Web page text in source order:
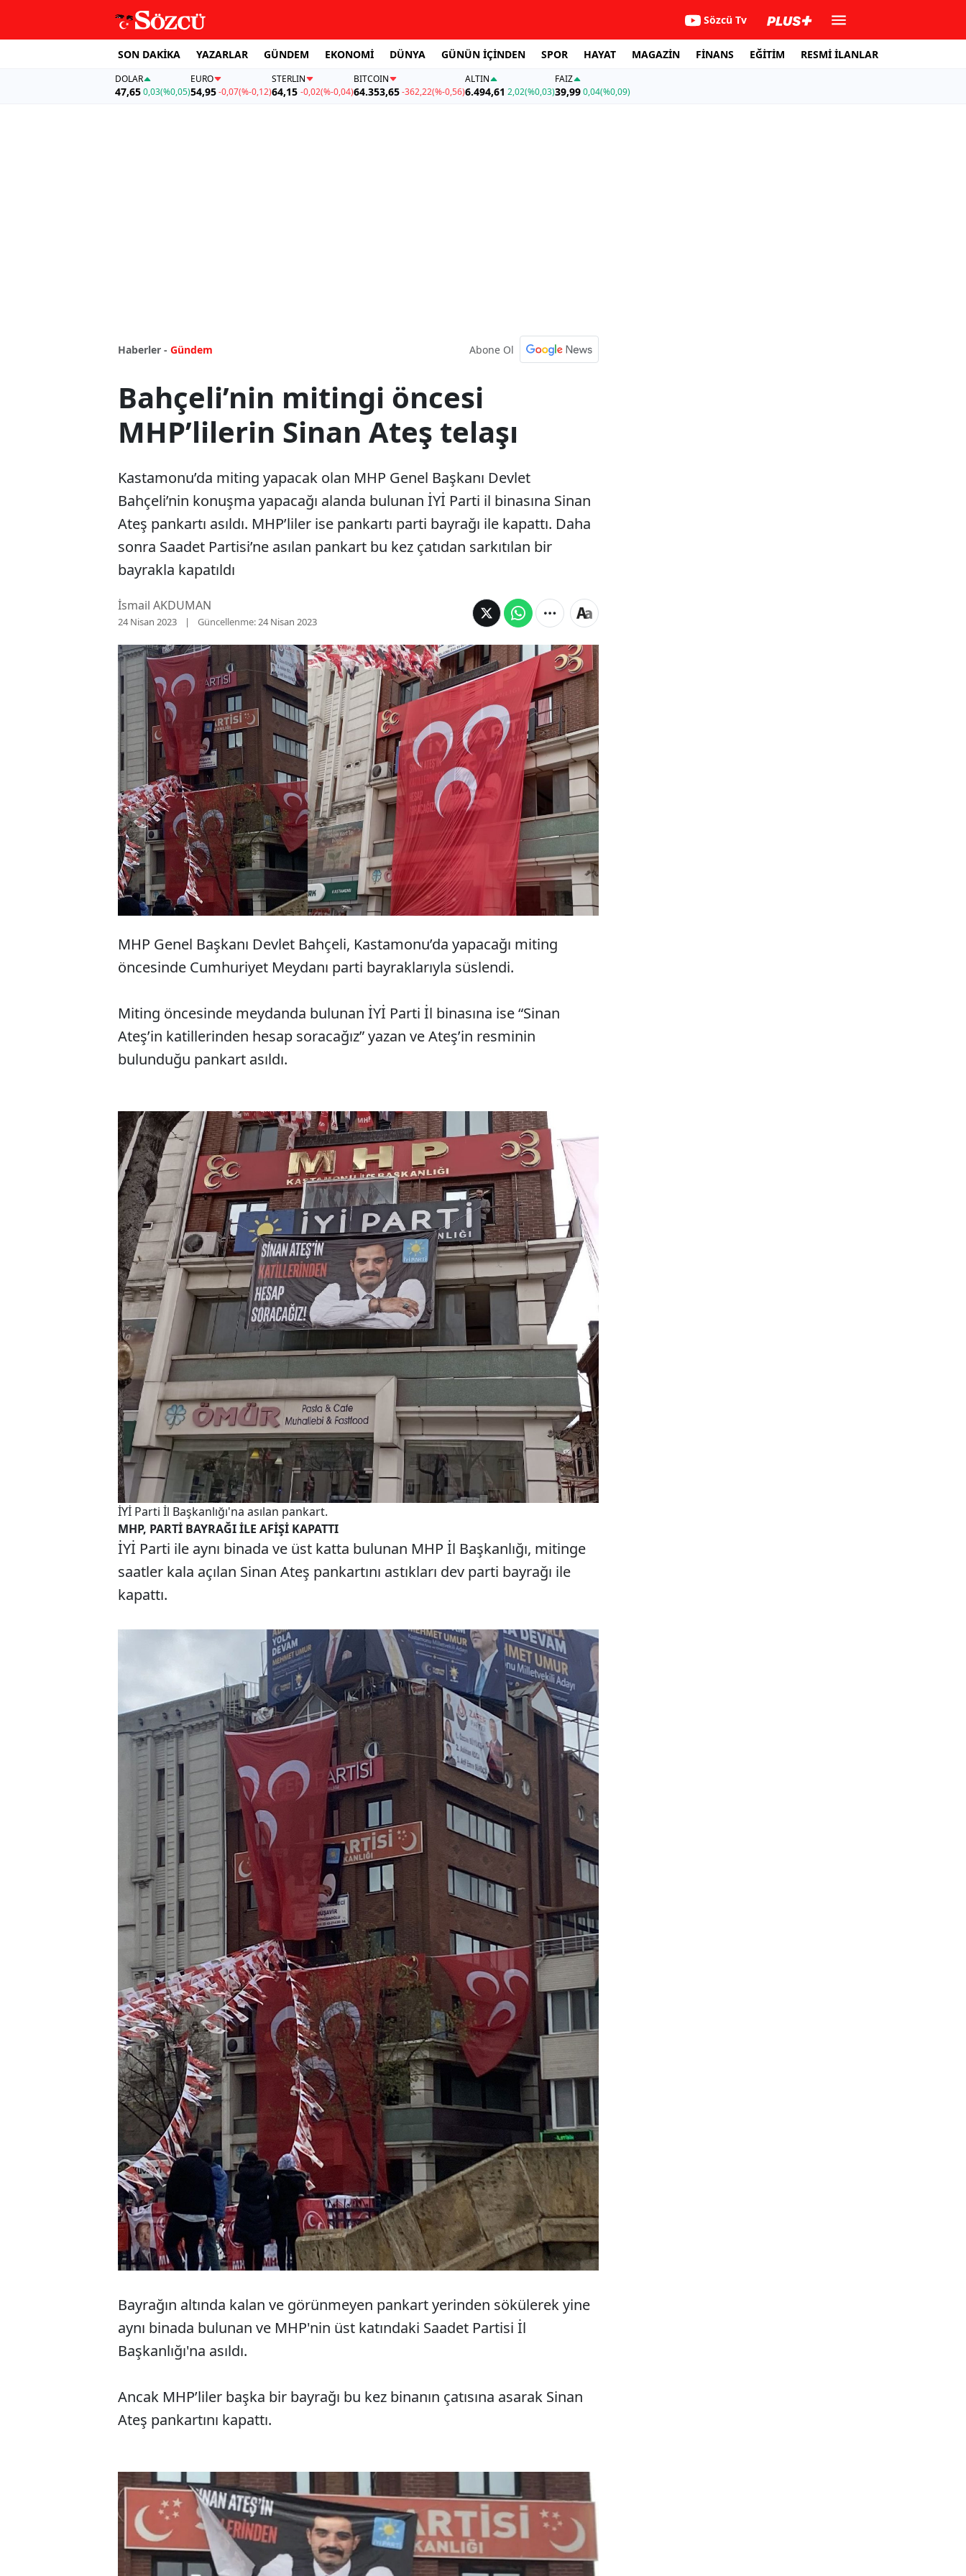
Sözcü Tv
SON DAKİKA YAZARLAR GÜNDEM EKONOMİ DÜNYA GÜNÜN İÇİNDEN SPOR HAYAT MAGAZİN FİNANS EĞİTİM RESMİ İLANLAR
DOLAR
47,650,03(%0,05)
EURO
54,95 -0,07(%-0,12)
STERLIN
64,15 -0,02(%-0,04)
BITCOIN
64.353,65-362,22(%-0,56)
ALTIN
6.494,61 2,02(%0,03)
FAİZ
39,990,04(%0,09)
Haberler - Gündem Abone Ol
Bahçeli’nin mitingi öncesi
MHP’lilerin Sinan Ateş telaşı
Kastamonu’da miting yapacak olan MHP Genel Başkanı Devlet
Bahçeli’nin konuşma yapacağı alanda bulunan İYİ Parti il binasına Sinan
Ateş pankartı asıldı. MHP’liler ise pankartı parti bayrağı ile kapattı. Daha
sonra Saadet Partisi’ne asılan pankart bu kez çatıdan sarkıtılan bir
bayrakla kapatıldı
İsmail AKDUMAN
24 Nisan 2023 Güncellenme:24 Nisan 2023
Kastamonu’da miting yapacak olan MHP Genel Başkanı Devlet
Bahçeli’nin konuşma yapacağı alanda bulunan İYİ Parti il binasına
Sinan Ateş pankartı asıldı. MHP’liler ise pankartı parti bayrağı ile
kapattı. Daha sonra Saadet Partisi’ne asılan pankart bu kez çatıdan
sarkıtılan bir bayrakla kapatıldı
MHP Genel Başkanı Devlet Bahçeli, Kastamonu’da yapacağı miting
öncesinde Cumhuriyet Meydanı parti bayraklarıyla süslendi.
Miting öncesinde meydanda bulunan İYİ Parti İl binasına ise “Sinan
Ateş’in katillerinden hesap soracağız” yazan ve Ateş’in resminin
bulunduğu pankart asıldı.
İYİ Parti İl Başkanlığı'na asılan pankart.
MHP, PARTİ BAYRAĞI İLE AFİŞİ KAPATTI
İYİ Parti ile aynı binada ve üst katta bulunan MHP İl Başkanlığı, mitinge
saatler kala açılan Sinan Ateş pankartını astıkları dev parti bayrağı ile
kapattı.
Bayrağın altında kalan ve görünmeyen pankart yerinden sökülerek yine
aynı binada bulunan ve MHP'nin üst katındaki Saadet Partisi İl
Başkanlığı'na asıldı.
Ancak MHP’liler başka bir bayrağı bu kez binanın çatısına asarak Sinan
Ateş pankartını kapattı.